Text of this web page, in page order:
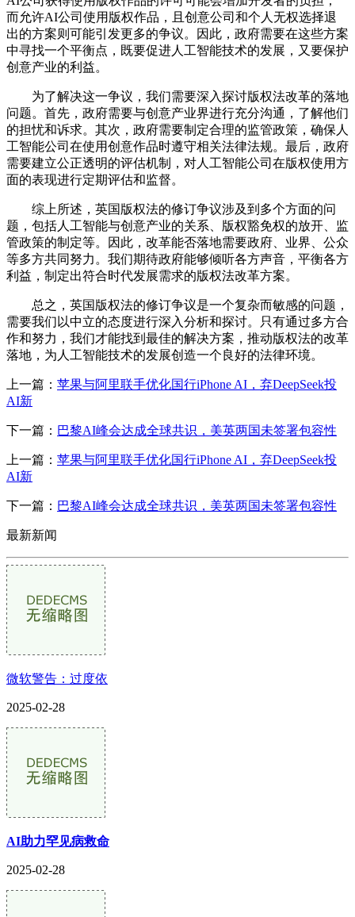
而允许AI公司使用版权作品，且创意公司和个人无权选择退
出的方案则可能引发更多的争议。因此，政府需要在这些方案
中寻找一个平衡点，既要促进人工智能技术的发展，又要保护
创意产业的利益。
为了解决这一争议，我们需要深入探讨版权法改革的落地
问题。首先，政府需要与创意产业界进行充分沟通，了解他们
的担忧和诉求。其次，政府需要制定合理的监管政策，确保人
工智能公司在使用创意作品时遵守相关法律法规。最后，政府
需要建立公正透明的评估机制，对人工智能公司在版权使用方
面的表现进行定期评估和监督。
综上所述，英国版权法的修订争议涉及到多个方面的问
题，包括人工智能与创意产业的关系、版权豁免权的放开、监
管政策的制定等。因此，改革能否落地需要政府、业界、公众
等多方共同努力。我们期待政府能够倾听各方声音，平衡各方
利益，制定出符合时代发展需求的版权法改革方案。
总之，英国版权法的修订争议是一个复杂而敏感的问题，
需要我们以中立的态度进行深入分析和探讨。只有通过多方合
作和努力，我们才能找到最佳的解决方案，推动版权法的改革
落地，为人工智能技术的发展创造一个良好的法律环境。
上一篇： 苹果与阿里联手优化国行iPhone AI，弃DeepSeek投
AI新
下一篇： 巴黎AI峰会达成全球共识，美英两国未签署包容性
上一篇： 苹果与阿里联手优化国行iPhone AI，弃DeepSeek投
AI新
下一篇： 巴黎AI峰会达成全球共识，美英两国未签署包容性
最新新闻
微软警告：过度依
2025-02-28
AI助力罕见病救命
2025-02-28